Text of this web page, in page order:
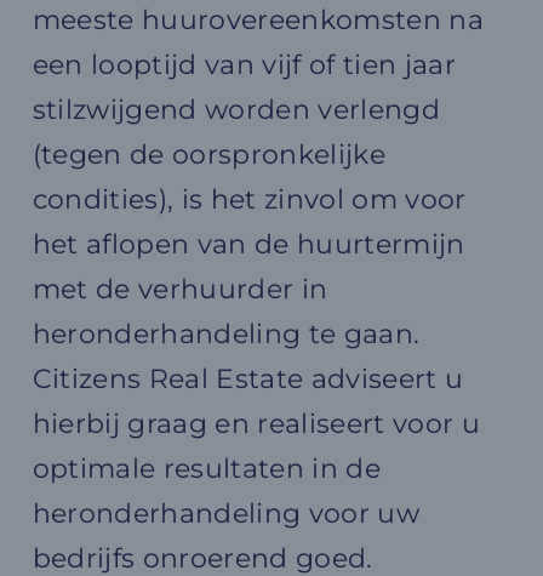
meeste huurovereenkomsten na
een looptijd van vijf of tien jaar
stilzwijgend worden verlengd
(tegen de oorspronkelijke
condities), is het zinvol om voor
het aflopen van de huurtermijn
met de verhuurder in
heronderhandeling te gaan.
Citizens Real Estate adviseert u
hierbij graag en realiseert voor u
optimale resultaten in de
heronderhandeling voor uw
bedrijfs onroerend goed.